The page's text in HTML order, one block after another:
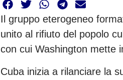
Il gruppo eterogeneo
unito al rifiuto del popolo
con cui Washington mette
Cuba inizia a rilanciare la